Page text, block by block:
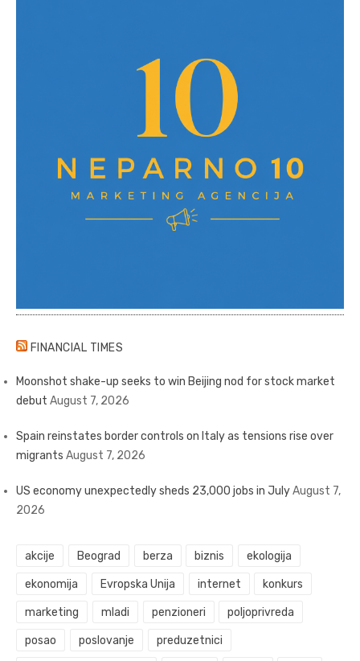
FINANCIAL TIMES
Moonshot shake-up seeks to win Beijing nod for stock market
debut August 7, 2026
Spain reinstates border controls on Italy as tensions rise over
migrants August 7, 2026
US economy unexpectedly sheds 23,000 jobs in JulyAugust 7,
2026
akcije Beograd berza biznis ekologija
ekonomija Evropska Unija internet konkurs
marketing mladi penzioneri poljoprivreda
posao poslovanje preduzetnici